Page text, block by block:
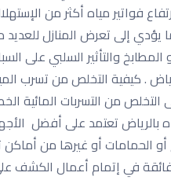
فواتير مياه أكثر من
إلى تعرض المنازل للعديد
أو المطابخ والتأثير السلبي
. كيفية التخلص من تسرب
التخلص من التسربات المائية
تعتمد على أفضل
في إتمام أعمال الكشف